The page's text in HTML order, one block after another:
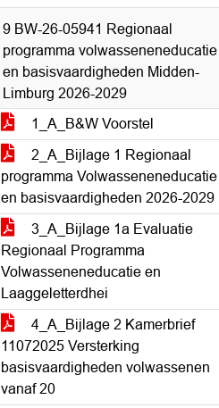
9 BW-26-05941 Regionaal
programma volwasseneneducatie
en basisvaardigheden Midden-
Limburg 2026-2029
1_A_B&W Voorstel
2_A_Bijlage 1 Regionaal
programma Volwasseneneducatie
en basisvaardigheden 2026-2029
3_A_Bijlage 1a Evaluatie
Regionaal Programma
Volwasseneneducatie en
Laaggeletterdhei
4_A_Bijlage 2 Kamerbrief
11072025 Versterking
basisvaardigheden volwassenen
vanaf 20